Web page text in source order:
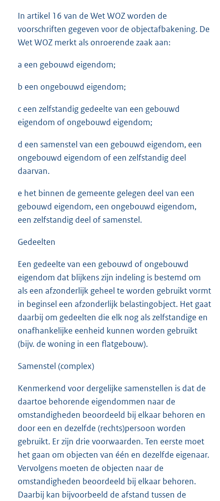
In artikel 16 van de Wet WOZ worden de
voorschriften gegeven voor de objectafbakening. De
Wet WOZ merkt als onroerende zaak aan:
a een gebouwd eigendom;
b een ongebouwd eigendom;
c een zelfstandig gedeelte van een gebouwd
eigendom of ongebouwd eigendom;
d een samenstel van een gebouwd eigendom, een
ongebouwd eigendom of een zelfstandig deel
daarvan.
e het binnen de gemeente gelegen deel van een
gebouwd eigendom, een ongebouwd eigendom,
een zelfstandig deel of samenstel.
Gedeelten
Een gedeelte van een gebouwd of ongebouwd
eigendom dat blijkens zijn indeling is bestemd om
als een afzonderlijk geheel te worden gebruikt vormt
in beginsel een afzonderlijk belastingobject. Het gaat
daarbij om gedeelten die elk nog als zelfstandige en
onafhankelijke eenheid kunnen worden gebruikt
(bijv. de woning in een flatgebouw).
Samenstel (complex)
Kenmerkend voor dergelijke samenstellen is dat de
daartoe behorende eigendommen naar de
omstandigheden beoordeeld bij elkaar behoren en
door een en dezelfde (rechts)persoon worden
gebruikt. Er zijn drie voorwaarden. Ten eerste moet
het gaan om objecten van één en dezelfde eigenaar.
Vervolgens moeten de objecten naar de
omstandigheden beoordeeld bij elkaar behoren.
Daarbij kan bijvoorbeeld de afstand tussen de